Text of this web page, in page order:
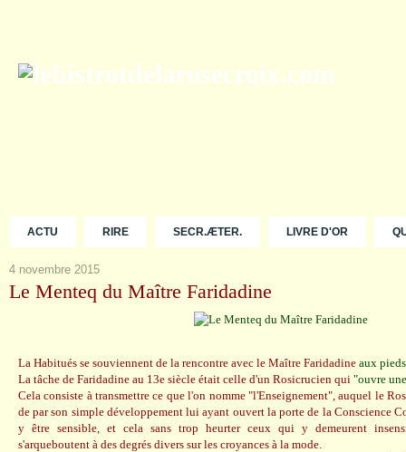
ACTU RIRE SECR.ÆTER. LIVRE D'OR
4 novembre 2015
Le Menteq du Maître Faridadine
La Habitués se souviennent de la rencontre avec le Maître Faridadine aux
La tâche de Faridadine au 13e siècle était celle d'un Rosicrucien qui "ouvre
Cela consiste à transmettre ce que l'on nomme "l'Enseignement", auquel le
de par son simple développement lui ayant ouvert la porte de la Conscience
y être sensible, et cela sans trop heurter ceux qui y demeurent
s'arqueboutent à des degrés divers sur les croyances à la mode.